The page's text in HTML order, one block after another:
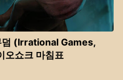
덤 (Irrational Games,
쇼크 마침표